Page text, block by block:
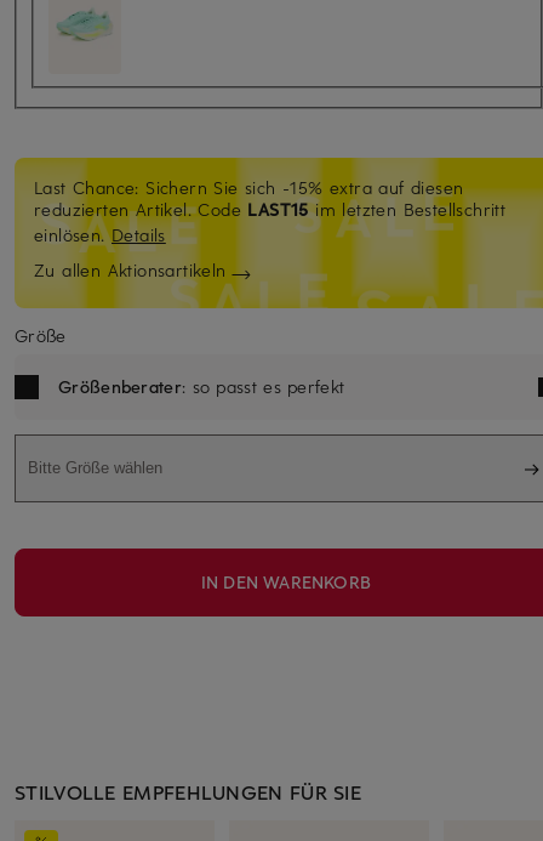
Last Chance: Sichern Sie sich -15% extra auf diesen
reduzierten Artikel. Code LAST15im letzten Bestellschritt
einlösen.Details
Zu allen Aktionsartikeln
Größe
Größenberater: so passt es perfekt
Bitte Größe wählen
IN DEN WARENKORB
STILVOLLE EMPFEHLUNGEN FÜR SIE